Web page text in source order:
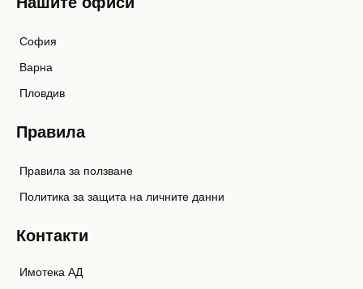
София
Варна
Пловдив
Правила
Правила за ползване
Политика за защита на личните данни
Контакти
Имотека АД